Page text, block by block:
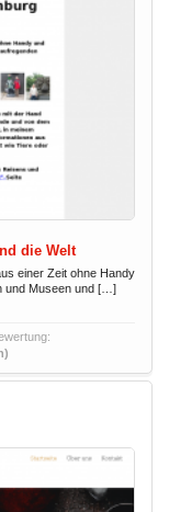
die Welt
einer Zeit ohne Handy
und Museen und […]